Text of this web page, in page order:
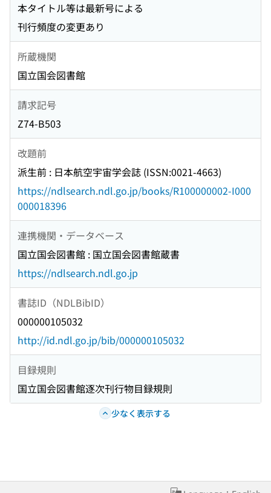
本タイトル等は最新号による
刊行頻度の変更あり
所蔵機関
国立国会図書館
請求記号
Z74-B503
改題前
派生前 : 日本航空宇宙学会誌 (ISSN:0021-4663)
https://ndlsearch.ndl.go.jp/books/R100000002-I000
000018396
連携機関・データベース
国立国会図書館 : 国立国会図書館蔵書
https://ndlsearch.ndl.go.jp
書誌ID（NDLBibID）
000000105032
http://id.ndl.go.jp/bib/000000105032
目録規則
国立国会図書館逐次刊行物目録規則
少なく表示する